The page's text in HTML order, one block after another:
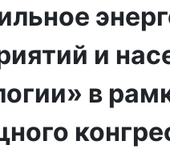
и
в